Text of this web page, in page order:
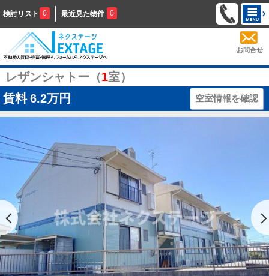
検討リスト 0 最近見た物件 0
お問合せ
レザンシャトー（1室）
賃料 6.2万円 空室情報を確認